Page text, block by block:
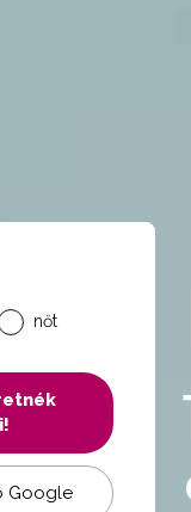
nőt
Google